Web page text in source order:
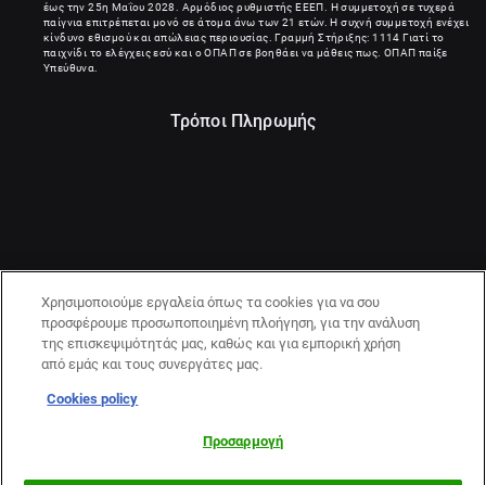
έως την 25η Μαΐου 2028. Αρμόδιος ρυθμιστής ΕΕΕΠ. Η συμμετοχή σε τυχερά
παίγνια επιτρέπεται μονό σε άτομα άνω των 21 ετών. Η συχνή συμμετοχή ενέχει
κίνδυνο εθισμού και απώλειας περιουσίας. Γραμμή Στήριξης: 1114 Γιατί το
παιχνίδι το ελέγχεις εσύ και ο ΟΠΑΠ σε βοηθάει να μάθεις πως. ΟΠΑΠ παίξε
Υπεύθυνα.
Τρόποι Πληρωμής
ΣΥΜΒΟΥΛΕΥΤΙΚΗΣ:1114
Χρησιμοποιούμε εργαλεία όπως τα cookies για να σου
προσφέρουμε προσωποποιημένη πλοήγηση, για την ανάλυση
της επισκεψιμότητάς μας, καθώς και για εμπορική χρήση
από εμάς και τους συνεργάτες μας.
Cookies policy
Προσαρμογή